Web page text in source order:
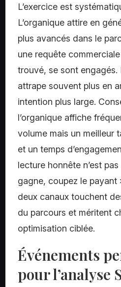
L’exercice est
L’organique attire en
plus avancés dans le
une requête
trouvé, se sont engagés.
attrape souvent plus en
intention plus large.
l’organique affiche
volume mais un meilleur
et un temps
lecture honnête n’est pas
gagne, coupez le payant
deux canaux touchent
du parcours et méritent
optimisation ciblée.
Événements
pour l’analyse